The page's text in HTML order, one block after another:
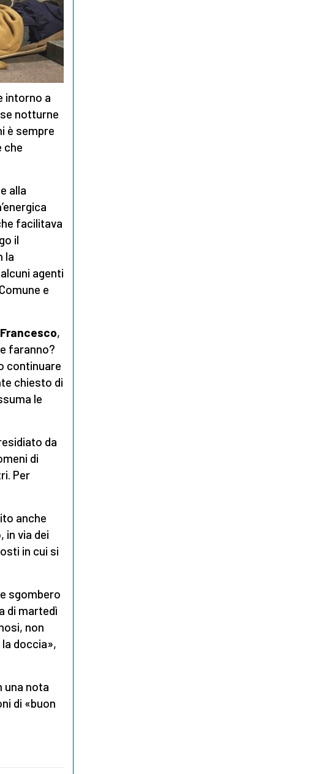
intorno a
notturne
è sempre
che
alla
facilitava
il
la
agenti
e
Francesco,
faranno?
continuare
chiesto di
le
da
di
Per
anche
in via dei
in cui si
sgombero
di martedì
non
doccia»,
una nota
di «buon